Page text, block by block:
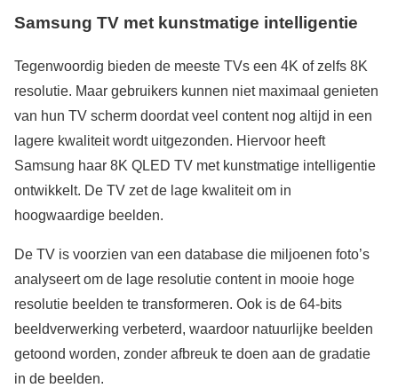
Samsung TV met kunstmatige intelligentie
Tegenwoordig bieden de meeste TVs een 4K of zelfs 8K
resolutie. Maar gebruikers kunnen niet maximaal genieten
van hun TV scherm doordat veel content nog altijd in een
lagere kwaliteit wordt uitgezonden. Hiervoor heeft
Samsung haar 8K QLED TV met kunstmatige intelligentie
ontwikkelt. De TV zet de lage kwaliteit om in
hoogwaardige beelden.
De TV is voorzien van een database die miljoenen foto’s
analyseert om de lage resolutie content in mooie hoge
resolutie beelden te transformeren. Ook is de 64-bits
beeldverwerking verbeterd, waardoor natuurlijke beelden
getoond worden, zonder afbreuk te doen aan de gradatie
in de beelden.